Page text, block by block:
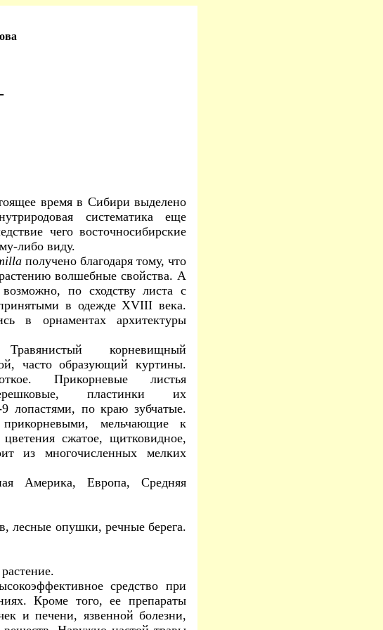
время в Сибири выделено
систематика еще
чего восточносибирские
либо виду.
получено благодаря тому, что
волшебные свойства. А
по сходству листа с
в одежде XVIII века.
в орнаментах архитектуры
корневищный
часто образующий куртины.
Прикорневые листья
пластинки их
лопастями, по краю зубчатые.
мельчающие к
сжатое, щитковидное,
из многочисленных мелких
Америка, Европа, Средняя
лесные опушки, речные берега.
средство при
Кроме того, ее препараты
и печени, язвенной болезни,